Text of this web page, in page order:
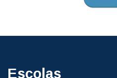
Escolas